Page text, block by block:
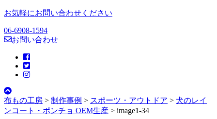
お気軽にお問い合わせください
06-6908-1594
お問い合わせ
布もの工房 > 制作事例 > スポーツ・アウトドア > 犬のレイ
ンコート・ポンチョ OEM生産 > image1-34